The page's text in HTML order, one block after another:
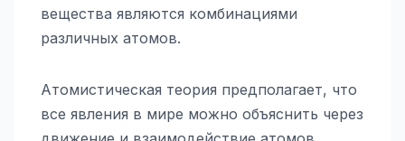
вещества являются комбинациями
различных атомов.
Атомистическая теория предполагает, что
все явления в мире можно объяснить через